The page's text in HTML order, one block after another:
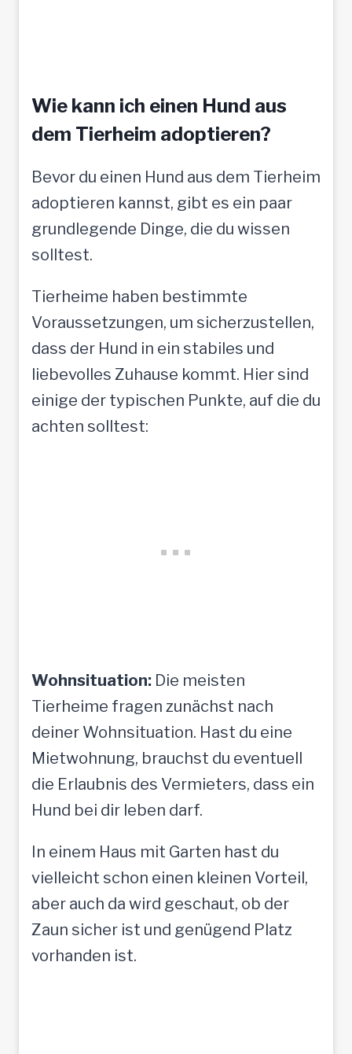
f
l
l
e
n
s
c
h
e
Wie kann ich einen Hund aus
dem Tierheim adoptieren?
Bevor du einen Hund aus dem Tierheim
adoptieren kannst, gibt es ein paar
grundlegende Dinge, die du wissen
solltest.
Tierheime haben bestimmte
Voraussetzungen, um sicherzustellen,
dass der Hund in ein stabiles und
liebevolles Zuhause kommt. Hier sind
einige der typischen Punkte, auf die du
achten solltest:
Wohnsituation: Die meisten
Tierheime fragen zunächst nach
deiner Wohnsituation. Hast du eine
Mietwohnung, brauchst du eventuell
die Erlaubnis des Vermieters, dass ein
Hund bei dir leben darf.
In einem Haus mit Garten hast du
vielleicht schon einen kleinen Vorteil,
aber auch da wird geschaut, ob der
Zaun sicher ist und genügend Platz
vorhanden ist.